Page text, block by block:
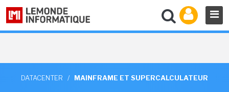
DATACENTER / MAINFRAME ET SUPERCALCULATEUR